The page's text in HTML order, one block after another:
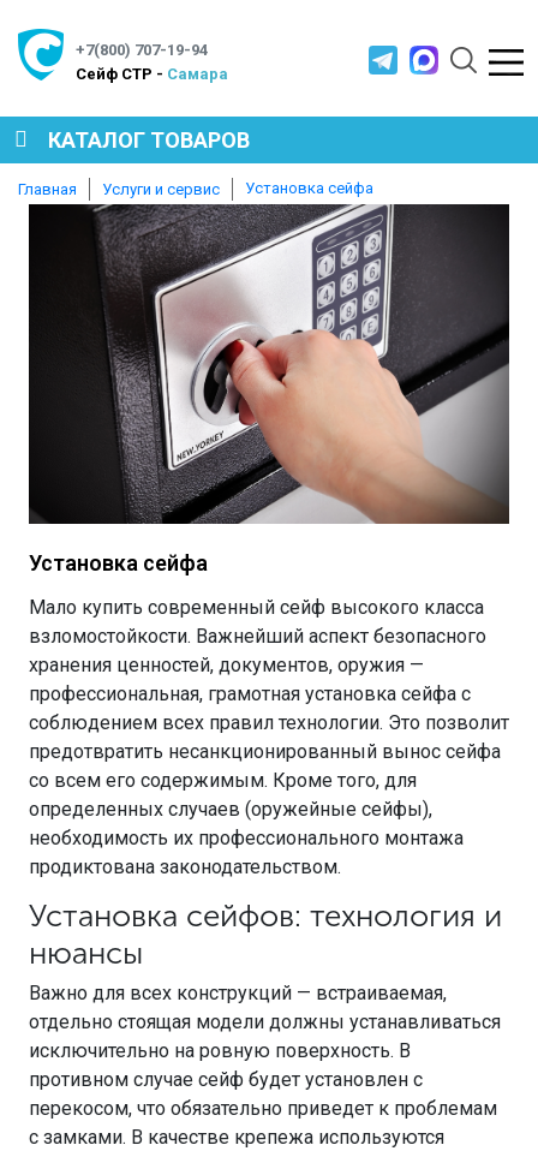
+7(800) 707-19-94
Cейф СТР - Самара
КАТАЛОГ ТОВАРОВ
СЕЙФЫ
МЕТАЛЛИЧЕСКАЯ МЕБЕЛЬ
МЕТАЛЛИЧЕСКИЕ СТЕЛЛАЖИ
ПРОИЗВОДСТВЕННАЯ МЕБЕЛЬ
СИСТЕМЫ ХРАНЕНИЯ
ОФИСНАЯ МЕБЕЛЬ
МЕБЕЛЬ ДЛЯ ДОМА
Главная Услуги и сервис Установка сейфа
Установка сейфа
Мало купить современный сейф высокого класса
взломостойкости. Важнейший аспект безопасного
хранения ценностей, документов, оружия —
профессиональная, грамотная установка сейфа с
соблюдением всех правил технологии. Это позволит
предотвратить несанкционированный вынос сейфа
со всем его содержимым. Кроме того, для
определенных случаев (оружейные сейфы),
необходимость их профессионального монтажа
продиктована законодательством.
Установка сейфов: технология и
нюансы
Важно для всех конструкций — встраиваемая,
отдельно стоящая модели должны устанавливаться
исключительно на ровную поверхность. В
противном случае сейф будет установлен с
перекосом, что обязательно приведет к проблемам
с замками. В качестве крепежа используются